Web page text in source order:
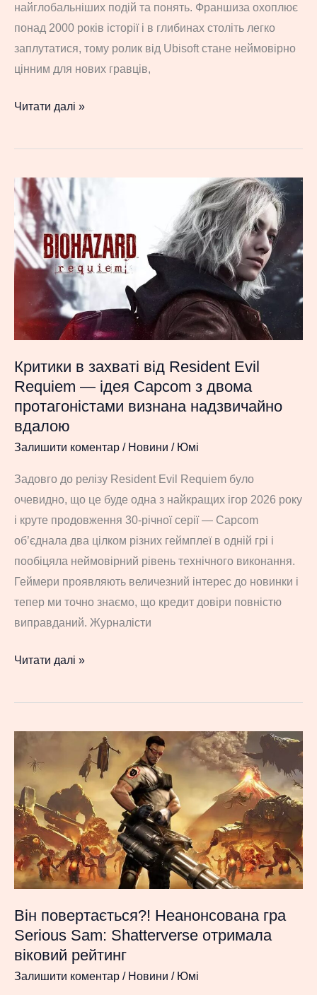
найглобальніших подій та понять. Франшиза охоплює
понад 2000 років історії і в глибинах століть легко
заплутатися, тому ролик від Ubisoft стане неймовірно
цінним для нових гравців,
На
новачкам:
роз’яснила
хронологію
подій
усіх
частин
Assassin’s
Creed
Читати далі »
Критики в захваті від Resident Evil
Requiem — ідея Capcom з двома
протагоністами визнана надзвичайно
вдалою
Залишити коментар / Новини / Юмі
Задовго до релізу Resident Evil Requiem було
очевидно, що це буде одна з найкращих ігор 2026 року
і круте продовження 30-річної серії — Capcom
об’єднала два цілком різних геймплеї в одній грі і
пообіцяла неймовірний рівень технічного виконання.
Геймери проявляють величезний інтерес до новинки і
тепер ми точно знаємо, що кредит довіри повністю
виправданий. Журналісти
Критики
захваті
Resident
Evil
Requiem
—
ідея
Capcom
з
двома
надзвичайно
Читати далі »
Він повертається?! Неанонсована гра
Serious Sam: Shatterverse отримала
віковий рейтинг
Залишити коментар / Новини / Юмі